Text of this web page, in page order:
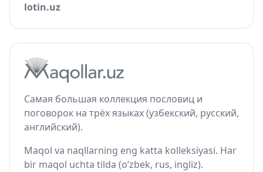
lotin.uz
Самая большая коллекция пословиц и
поговорок на трёх языках (узбекский, русский,
английский).
Maqol va naqllarning eng katta kolleksiyasi. Har
bir maqol uchta tilda (o‘zbek, rus, ingliz).